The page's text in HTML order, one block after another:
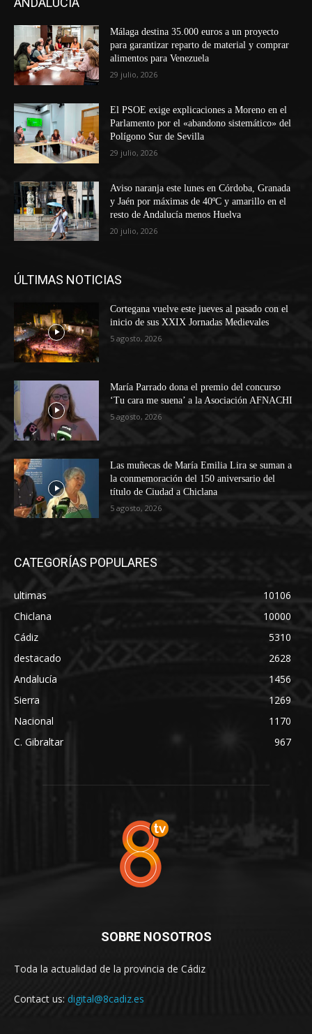
Málaga destina 35.000 euros a un proyecto
para garantizar reparto de material y comprar
alimentos para Venezuela
29 julio, 2026
El PSOE exige explicaciones a Moreno en el
Parlamento por el «abandono sistemático» del
Polígono Sur de Sevilla
29 julio, 2026
Aviso naranja este lunes en Córdoba, Granada
y Jaén por máximas de 40ºC y amarillo en el
resto de Andalucía menos Huelva
20 julio, 2026
ÚLTIMAS NOTICIAS
Cortegana vuelve este jueves al pasado con el
inicio de sus XXIX Jornadas Medievales
5 agosto, 2026
María Parrado dona el premio del concurso
‘Tu cara me suena’ a la Asociación AFNACHI
5 agosto, 2026
Las muñecas de María Emilia Lira se suman a
la conmemoración del 150 aniversario del
título de Ciudad a Chiclana
5 agosto, 2026
CATEGORÍAS POPULARES
ultimas
10106
Chiclana
10000
Cádiz
5310
destacado
2628
Andalucía
1456
Sierra
1269
Nacional
1170
C. Gibraltar
967
SOBRE NOSOTROS
Toda la actualidad de la provincia de Cádiz
Contact us: digital@8cadiz.es